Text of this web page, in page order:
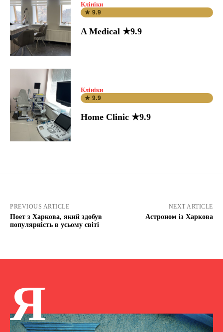
Клініки
★ 9.9
A Medical ★9.9
Клініки
★ 9.9
Home Clinic ★9.9
PREVIOUS ARTICLE
Поет з Харкова, який здобув
популярність в усьому світі
NEXT ARTICLE
Астроном із Харкова
Я